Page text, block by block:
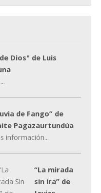
Dios" de Luis
de Fango” de
Pagazaurtundúa
información...
“La mirada
sin ira” de